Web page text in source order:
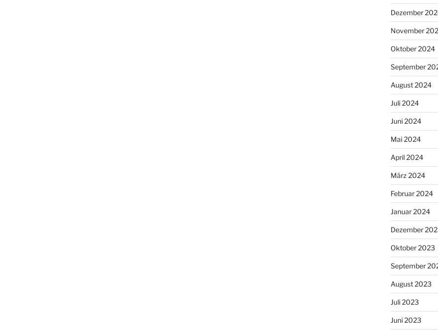
Dezember
November
Oktober 2024
September
August 2024
Juli 2024
Juni 2024
Mai 2024
April 2024
März 2024
Februar 2024
Januar 2024
Dezember
Oktober 2023
September
August 2023
Juli 2023
Juni 2023